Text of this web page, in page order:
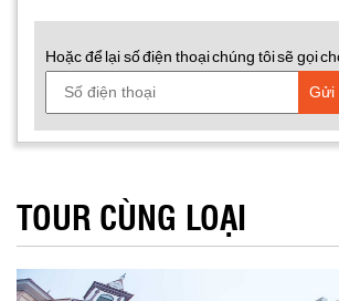
Hoặc để lại số điện thoại chúng tôi sẽ gọi
Gửi
TOUR CÙNG LOẠI